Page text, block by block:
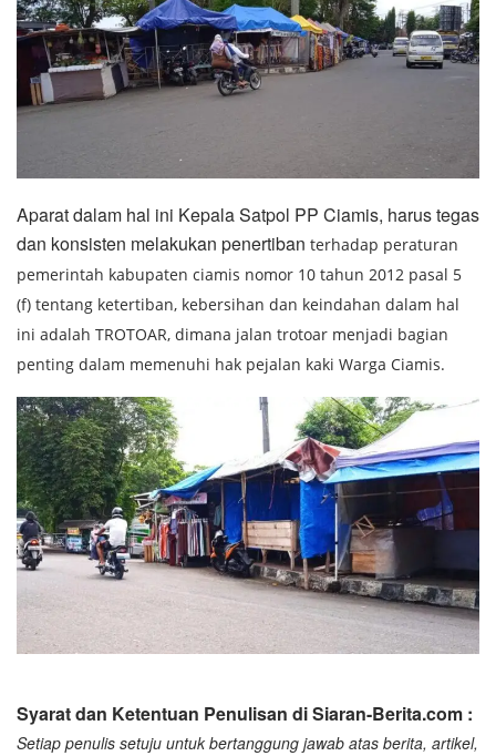
Aparat dalam hal ini Kepala Satpol PP Ciamis, harus tegas
dan konsisten melakukan penertiban terhadap peraturan
pemerintah kabupaten ciamis nomor 10 tahun 2012 pasal 5
(f) tentang ketertiban, kebersihan dan keindahan dalam hal
ini adalah TROTOAR, dimana jalan trotoar menjadi bagian
penting dalam memenuhi hak pejalan kaki Warga Ciamis.
Syarat dan Ketentuan Penulisan di Siaran-Berita.com :
Setiap penulis setuju untuk bertanggung jawab atas berita, artikel,